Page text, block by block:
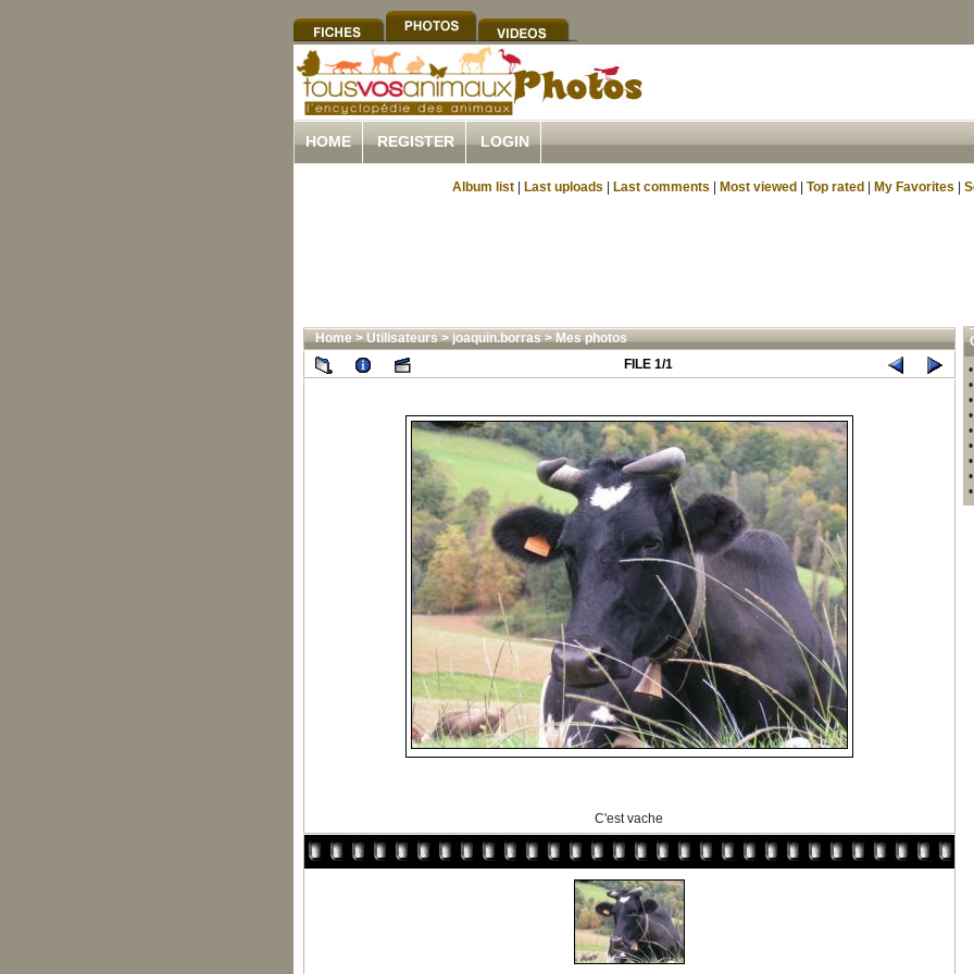
HOME REGISTER LOGIN
Album list Last uploads Last comments Most viewed Top rated My Favorites
Home>Utilisateurs>joaquin.borras>Mes photos
FILE 1/1
C'est vache
•
•
•
•